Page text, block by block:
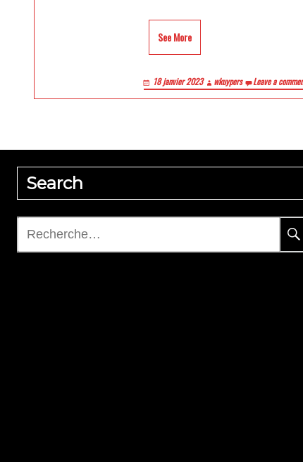
See More
18 janvier 2023 wkuypers Leave a
Search
Rechercher :